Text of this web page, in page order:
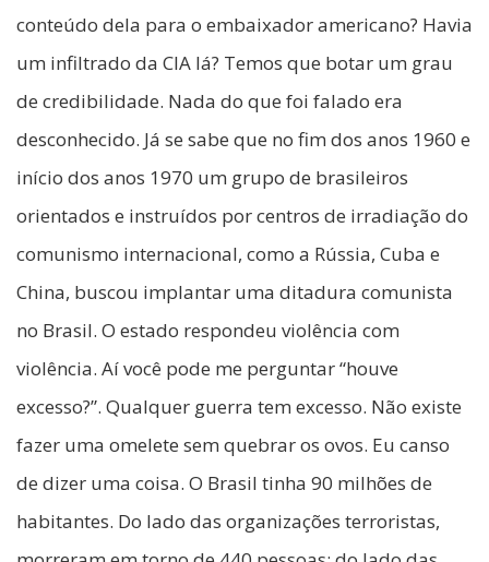
conteúdo dela para o embaixador americano? Havia
um infiltrado da CIA lá? Temos que botar um grau
de credibilidade. Nada do que foi falado era
desconhecido. Já se sabe que no fim dos anos 1960 e
início dos anos 1970 um grupo de brasileiros
orientados e instruídos por centros de irradiação do
comunismo internacional, como a Rússia, Cuba e
China, buscou implantar uma ditadura comunista
no Brasil. O estado respondeu violência com
violência. Aí você pode me perguntar “houve
excesso?”. Qualquer guerra tem excesso. Não existe
fazer uma omelete sem quebrar os ovos. Eu canso
de dizer uma coisa. O Brasil tinha 90 milhões de
habitantes. Do lado das organizações terroristas,